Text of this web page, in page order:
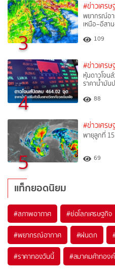
3
#ข่าวเศร
พยากรณ์อา
เหนือ–อีสา
109
4
#ข่าวเศร
หุ้นดาวโจน
ราคาน้ำมัน
88
5
#ข่าวเศร
พายุลูกที่
69
แท็กยอดนิยม
#สภาพอากาศ #ย่อโลกเศรษฐกิจ
#พยากรณ์อากาศ #ฝนตก
#ราคาทองวันนี้ #สมาคมค้าทอง